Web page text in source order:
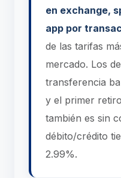
en exchange,
app por
de las tarifas
mercado. Los
transferencia
y el primer
también es sin
débito/crédito
2.99%.